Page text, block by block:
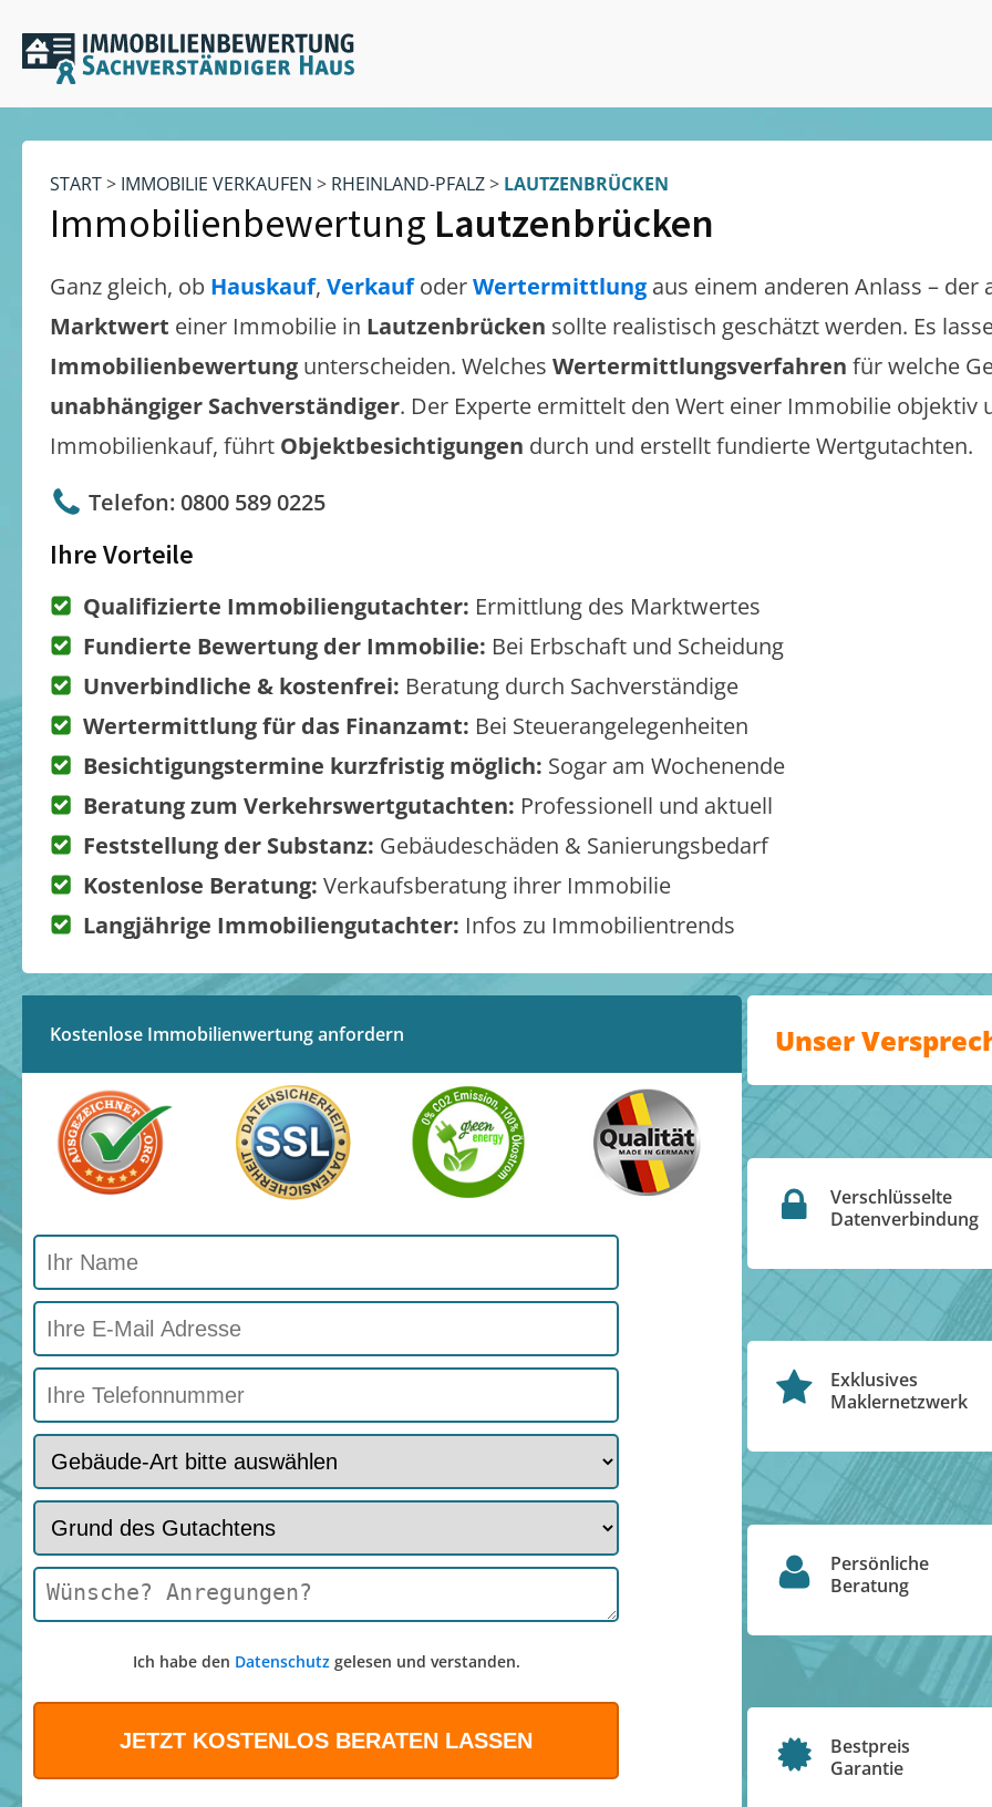
START> IMMOBILIE VERKAUFEN > RHEINLAND-PFALZ> LAUTZENBRÜCKEN
Immobilienbewertung Lautzenbrücken
Ganz gleich, ob Hauskauf, VerkaufoderWertermittlung aus einem anderen Anlass – der
Marktwert einer Immobilie in Lautzenbrücken sollte realistisch geschätzt werden. Es
Immobilienbewertung unterscheiden. Welches Wertermittlungsverfahren für welche
unabhängiger Sachverständiger. Der Experte ermittelt den Wert einer Immobilie objektiv
Immobilienkauf, führt Objektbesichtigungen durch und erstellt fundierte Wertgutachten.
Telefon: 0800 589 0225
Ihre Vorteile
Qualifizierte Immobiliengutachter: Ermittlung des Marktwertes
Fundierte Bewertung der Immobilie: Bei Erbschaft und Scheidung
Unverbindliche & kostenfrei: Beratung durch Sachverständige
Wertermittlung für das Finanzamt: Bei Steuerangelegenheiten
Besichtigungstermine kurzfristig möglich: Sogar am Wochenende
Beratung zum Verkehrswertgutachten: Professionell und aktuell
Feststellung der Substanz: Gebäudeschäden & Sanierungsbedarf
Kostenlose Beratung: Verkaufsberatung ihrer Immobilie
Langjährige Immobiliengutachter: Infos zu Immobilientrends
Kostenlose Immobilienwertung anfordern
Ich habe den Datenschutzgelesen und verstanden.
Unser
Verschlüsselte
Datenverbindung
Exklusives
Maklernetzwerk
Persönliche
Beratung
Bestpreis
Garantie